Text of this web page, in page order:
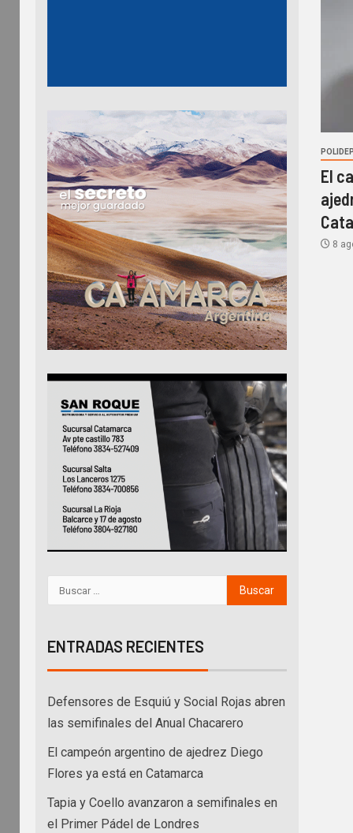
El
8
ENTRADAS RECIENTES
Defensores de Esquiú y Social Rojas abren
las semifinales del Anual Chacarero
El campeón argentino de ajedrez Diego
Flores ya está en Catamarca
Tapia y Coello avanzaron a semifinales en
el Primer Pádel de Londres